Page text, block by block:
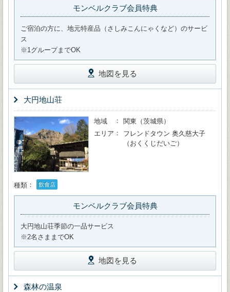
モンベルクラブ会員特典
ご宿泊の方に、地元特産品（さしみこんにゃくなど）のサービ
ス
※1グループまでOK
地図を見る
大円地山荘
地域
関東（茨城県）
エリア
フレンドタウン 奥久慈大子
（おくくじだいご）
種類 飲食店
モンベルクラブ会員特典
大円地山荘季節の一品サービス
※2名さままでOK
地図を見る
森林の温泉